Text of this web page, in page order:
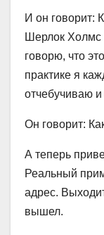
И он говорит:
Шерлок Холмс
говорю, что
практике я
отчебучиваю и
Он говорит:
А теперь
Реальный
адрес.
вышел.